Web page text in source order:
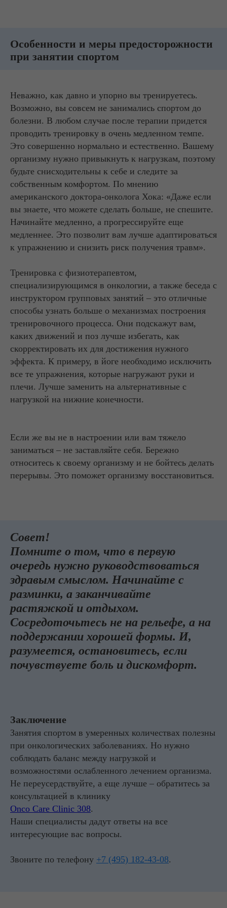
Особенности и меры предосторожности
при занятии спортом
Неважно, как давно и упорно вы тренируетесь.
Возможно, вы совсем не занимались спортом до
болезни. В любом случае после терапии придется
проводить тренировку в очень медленном темпе.
Это совершенно нормально и естественно. Вашему
организму нужно привыкнуть к нагрузкам, поэтому
будьте снисходительны к себе и следите за
собственным комфортом. По мнению
американского доктора-онколога Хока: «Даже если
вы знаете, что можете сделать больше, не спешите.
Начинайте медленно, а прогрессируйте еще
медленнее. Это позволит вам лучше адаптироваться
к упражнению и снизить риск получения травм».
Тренировка с физиотерапевтом,
специализирующимся в онкологии, а также беседа с
инструктором групповых занятий – это отличные
способы узнать больше о механизмах построения
тренировочного процесса. Они подскажут вам,
каких движений и поз лучше избегать, как
скорректировать их для достижения нужного
эффекта. К примеру, в йоге необходимо исключить
все те упражнения, которые нагружают руки и
плечи. Лучше заменить на альтернативные с
нагрузкой на нижние конечности.
Если же вы не в настроении или вам тяжело
заниматься – не заставляйте себя. Бережно
относитесь к своему организму и не бойтесь делать
перерывы. Это поможет организму восстановиться.
Совет!
Помните о том, что в первую
очередь нужно руководствоваться
здравым смыслом. Начинайте с
разминки, а заканчивайте
растяжкой и отдыхом.
Сосредоточьтесь не на рельефе, а на
поддержании хорошей формы. И,
разумеется, остановитесь, если
почувствуете боль и дискомфорт.
Заключение
Занятия спортом в умеренных количествах полезны
при онкологических заболеваниях. Но нужно
соблюдать баланс между нагрузкой и
возможностями ослабленного лечением организма.
Не переусердствуйте, а еще лучше – обратитесь за
консультацией в клинику
Onco Care Clinic 308.
Наши специалисты дадут ответы на все
интересующие вас вопросы.
Звоните по телефону +7 (495) 182-43-08.